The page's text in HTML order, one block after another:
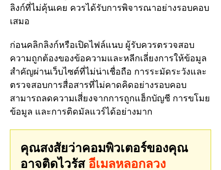
ลิงก์ที่ไม่คุ้นเคย ควรได้รับการพิจารณาอย่างรอบคอบ
เสมอ
ก่อนคลิกลิงก์หรือเปิดไฟล์แนบ ผู้รับควรตรวจสอบ
ความถูกต้องของข้อความและหลีกเลี่ยงการให้ข้อมูล
สำคัญผ่านเว็บไซต์ที่ไม่น่าเชื่อถือ การระมัดระวังและ
ตรวจสอบการสื่อสารที่ไม่คาดคิดอย่างรอบคอบ
สามารถลดความเสี่ยงจากการถูกแฮ็กบัญชี การขโมย
ข้อมูล และการติดมัลแวร์ได้อย่างมาก
คุณสงสัยว่าคอมพิวเตอร์ของคุณ
อาจติดไวรัส อีเมลหลอกลวง